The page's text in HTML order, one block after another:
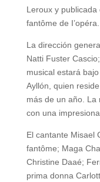
Leroux y
fantôme de I’opéra.
La dirección
Natti Fuster
musical estará
Ayllón, quien
más de un año. La
con una
El cantante Misael
fantôme; Maga
Christine Daaé;
prima donna